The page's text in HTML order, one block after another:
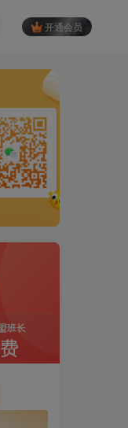
开通会员
班长